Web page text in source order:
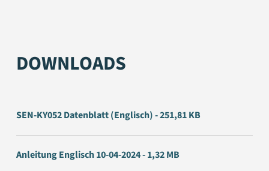
DOWNLOADS
SEN-KY052 Datenblatt (Englisch) - 251,81 KB
Anleitung Englisch 10-04-2024 - 1,32 MB